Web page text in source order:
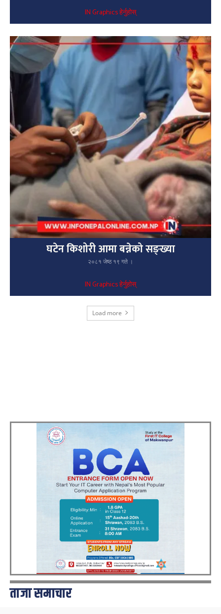
IN Graphics हेर्नुहोस्
घटेन किशोरी आमा बन्नेको सङ्ख्या
२०८१ जेष्ठ १९ गते ।
IN Graphics हेर्नुहोस्
Load more
ताजा समाचार